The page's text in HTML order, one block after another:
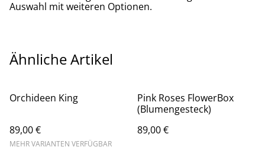
Auswahl mit weiteren Optionen.
Ähnliche Artikel
Orchideen King
89,00 €
MEHR VARIANTEN VERFÜGBAR
Pink Roses FlowerBox
(Blumengesteck)
89,00 €